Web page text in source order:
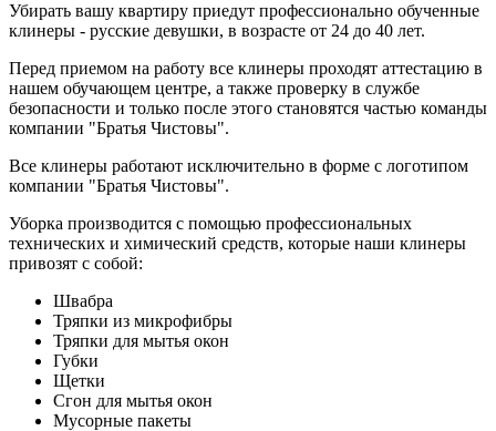
Убирать вашу квартиру приедут профессионально обученные
клинеры - русские девушки, в возрасте от 24 до 40 лет.
Перед приемом на работу все клинеры проходят аттестацию в
нашем обучающем центре, а также проверку в службе
безопасности и только после этого становятся частью команды
компании "Братья Чистовы".
Все клинеры работают исключительно в форме с логотипом
компании "Братья Чистовы".
Уборка производится с помощью профессиональных
технических и химический средств, которые наши клинеры
привозят с собой:
Швабра
Тряпки из микрофибры
Тряпки для мытья окон
Губки
Щетки
Сгон для мытья окон
Мусорные пакеты